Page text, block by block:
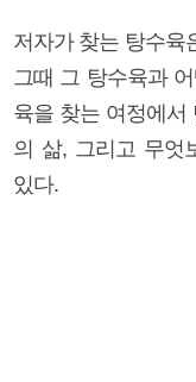
저자가 찾는 탕수육
그때 그 탕수육과
육을 찾는 여정에서
의 삶, 그리고 무엇
있다.